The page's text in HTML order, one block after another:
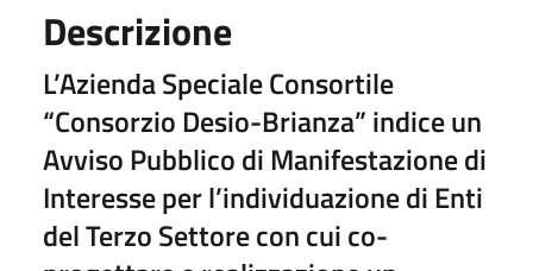
Descrizione
L’Azienda Speciale Consortile
“Consorzio Desio-Brianza” indice un
Avviso Pubblico di Manifestazione di
Interesse per l’individuazione di Enti
del Terzo Settore con cui co-